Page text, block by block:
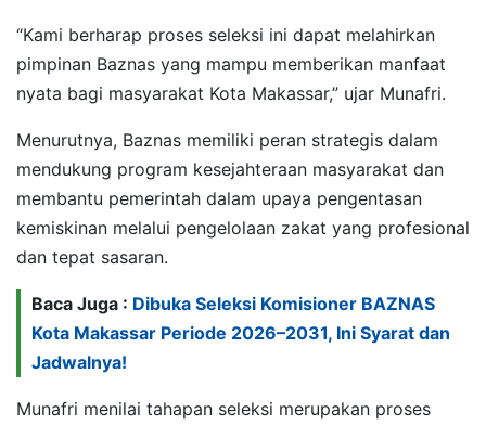
“Kami berharap proses seleksi ini dapat melahirkan
pimpinan Baznas yang mampu memberikan manfaat
nyata bagi masyarakat Kota Makassar,” ujar Munafri.
Menurutnya, Baznas memiliki peran strategis dalam
mendukung program kesejahteraan masyarakat dan
membantu pemerintah dalam upaya pengentasan
kemiskinan melalui pengelolaan zakat yang profesional
dan tepat sasaran.
Baca Juga : Dibuka Seleksi Komisioner BAZNAS
Kota Makassar Periode 2026–2031, Ini Syarat dan
Jadwalnya!
Munafri menilai tahapan seleksi merupakan proses